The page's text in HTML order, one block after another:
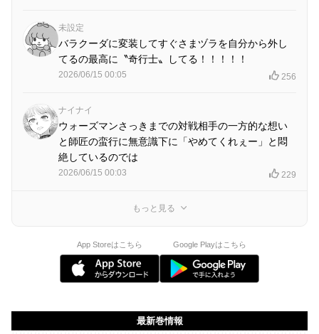
未設定
バラクーダに変装してすぐさまヅラを自分から外し
てるの最高に〝奇行士〟してる！！！！！
2026/06/15 00:05 256
ナイナイ
ウォーズマンさっきまでの対戦相手の一方的な想い
と師匠の蛮行に無意識下に「やめてくれぇー」と悶
絶しているのでは
2026/06/15 00:03 229
もっと見る
App Storeはこちら Google Playはこちら
最新巻情報